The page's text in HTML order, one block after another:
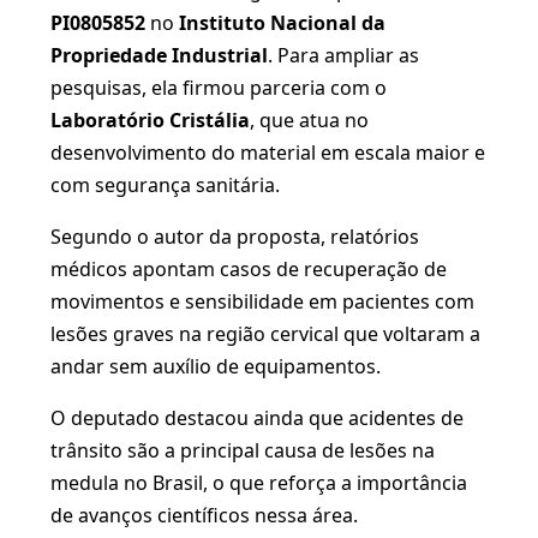
PI0805852 no Instituto Nacional da
Propriedade Industrial. Para ampliar as
pesquisas, ela firmou parceria com o
Laboratório Cristália, que atua no
desenvolvimento do material em escala maior e
com segurança sanitária.
Segundo o autor da proposta, relatórios
médicos apontam casos de recuperação de
movimentos e sensibilidade em pacientes com
lesões graves na região cervical que voltaram a
andar sem auxílio de equipamentos.
O deputado destacou ainda que acidentes de
trânsito são a principal causa de lesões na
medula no Brasil, o que reforça a importância
de avanços científicos nessa área.